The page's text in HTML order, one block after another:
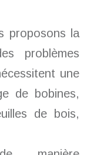
proposons la
problèmes
une
de bobines,
de bois,